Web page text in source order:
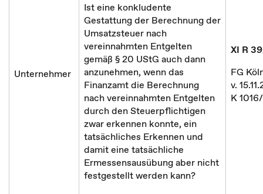
Unternehmer
Ist eine konkludente
Gestattung der Berechnung der
Umsatzsteuer nach
vereinnahmten Entgelten
gemäß § 20 UStG auch dann
anzunehmen, wenn das
Finanzamt die Berechnung
nach vereinnahmten Entgelten
durch den Steuerpflichtigen
zwar erkennen konnte, ein
tatsächliches Erkennen und
damit eine tatsächliche
Ermessensausübung aber nicht
festgestellt werden kann?
XI R
FG
v.
K